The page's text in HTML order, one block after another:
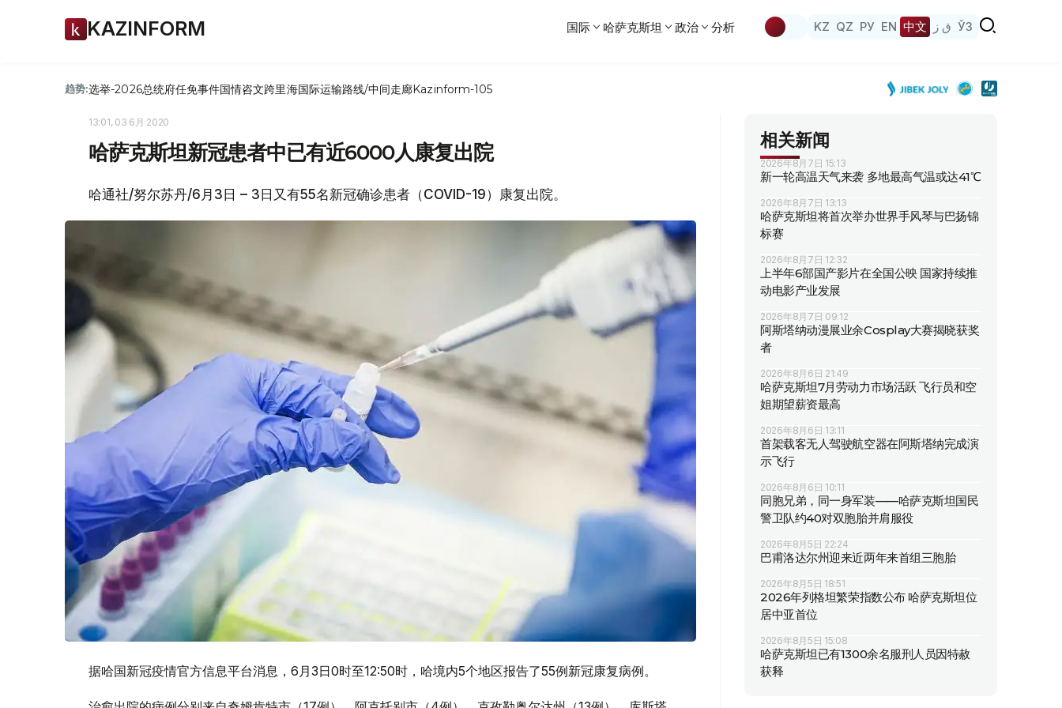
KAZINFORM 国际 哈萨克斯坦 政治 分析 KZ QZ РУ EN 中文 ق ز ЎЗ
趋势:选举-2026总统府任免事件国情咨文跨里海国际运输路线/中间走廊Kazinform-105
13:01, 03 6月 2020
哈萨克斯坦新冠患者中已有近6000人康复出院
哈通社/努尔苏丹/6月3日 – 3日又有55名新冠确诊患者（COVID-19）康复出院。
据哈国新冠疫情官方信息平台消息，6月3日0时至12:50时，哈境内5个地区报告了55例新冠康复病例。
相关新闻
2026年8月7日 15:13
新一轮高温天气来袭 多地最高气温或达41℃
2026年8月7日 13:13
哈萨克斯坦将首次举办世界手风琴与巴扬锦
标赛
2026年8月7日 12:32
上半年6部国产影片在全国公映 国家持续推
动电影产业发展
2026年8月7日 09:12
阿斯塔纳动漫展业余Cosplay大赛揭晓获奖
者
2026年8月6日 21:49
哈萨克斯坦7月劳动力市场活跃 飞行员和空
姐期望薪资最高
2026年8月6日 13:11
首架载客无人驾驶航空器在阿斯塔纳完成演
示飞行
2026年8月6日 10:11
同胞兄弟，同一身军装——哈萨克斯坦国民
警卫队约40对双胞胎并肩服役
2026年8月5日 22:24
巴甫洛达尔州迎来近两年来首组三胞胎
2026年8月5日 18:51
2026年列格坦繁荣指数公布 哈萨克斯坦位
居中亚首位
2026年8月5日 15:08
哈萨克斯坦已有1300余名服刑人员因特赦
获释